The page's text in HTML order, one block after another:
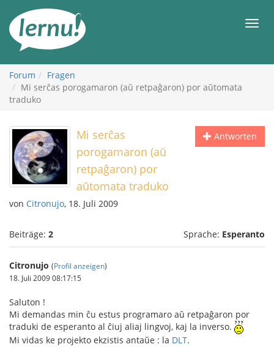
Inhalt
Forum
Fragen
Mi serĉas porogamaron (aŭ retpaĝaron) por aŭtomata
traduko
Antworten
Mi serĉas
porogamaron (aŭ
retpaĝaron) por
aŭtomata traduko
von Citronujo, 18. Juli 2009
Beiträge: 2 Sprache: Esperanto
Citronujo (Profil anzeigen)
18. Juli 2009 08:17:15
Saluton !
Mi demandas min ĉu estus programaro aŭ retpaĝaron por
traduki de esperanto al ĉiuj aliaj lingvoj, kaj la inverso.
Mi vidas ke projekto ekzistis antaŭe : la DLT.